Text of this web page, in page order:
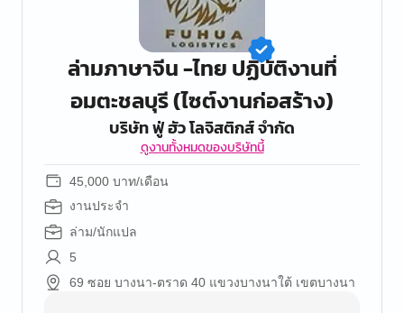
ล่ามภาษาจีน -ไทย ปฏิบัติงานที่
อมตะชลบุรี (ไซต์งานก่อสร้าง)
บริษัท ฟู่ ฮัว โลจิสติกส์ จำกัด
ดูงานทั้งหมดของบริษัทนี้
45,000 บาท/เดือน
งานประจำ
ล่าม/นักแปล
5
69 ซอย บางนา-ตราด 40 แขวงบางนาใต้ เขตบางนา